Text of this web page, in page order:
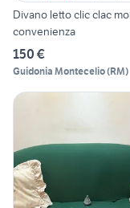
Divano letto clic clac
convenienza
150 €
Guidonia Montecelio(RM)